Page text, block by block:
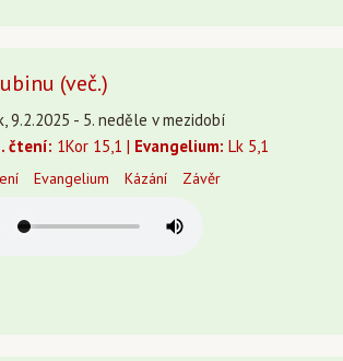
(več.)
9.2.2025 - 5. neděle v mezidobí
čtení: 1Kor 15,1 | Evangelium: Lk 5,1
Evangelium Kázání Závěr